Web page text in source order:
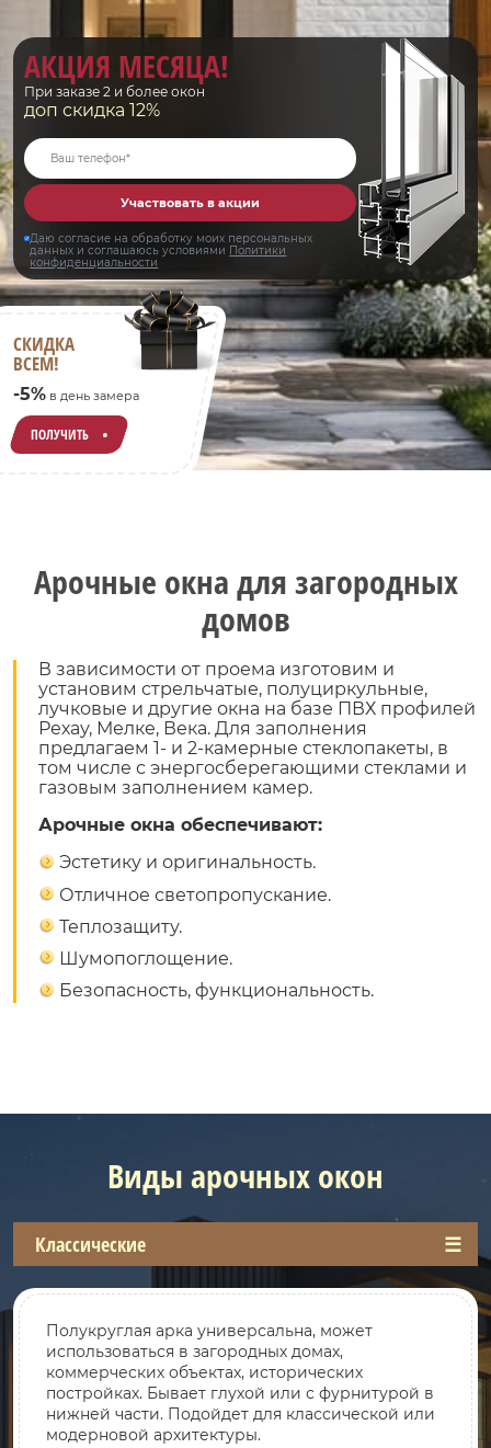
АКЦИЯ МЕСЯЦА!
При заказе 2 и более окон
доп скидка 12%
Участвовать в акции
Даю согласие на обработку моих персональных
данных и соглашаюсь условиями Политики
конфиденциальности
СКИДКА
ВСЕМ!
-5% в день замера
ПОЛУЧИТЬ
Арочные окна для загородных
домов
В зависимости от проема изготовим и
установим стрельчатые, полуциркульные,
лучковые и другие окна на базе ПВХ профилей
Рехау, Мелке, Века. Для заполнения
предлагаем 1- и 2-камерные стеклопакеты, в
том числе с энергосберегающими стеклами и
газовым заполнением камер.
Арочные окна обеспечивают:
Эстетику и оригинальность.
Отличное светопропускание.
Теплозащиту.
Шумопоглощение.
Безопасность, функциональность.
Виды арочных окон
Классические
Сегментная
Стрельчатая
Эллиптическая
Нестандартные
Полукруглая арка универсальна, может
использоваться в загородных домах,
коммерческих объектах, исторических
постройках. Бывает глухой или с фурнитурой в
нижней части. Подойдет для классической или
модерновой архитектуры.